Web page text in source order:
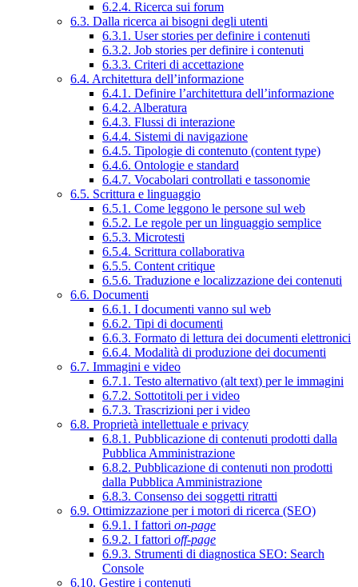
6.2.4. Ricerca sui forum
6.3. Dalla ricerca ai bisogni degli utenti
6.3.1. User stories per definire i contenuti
6.3.2. Job stories per definire i contenuti
6.3.3. Criteri di accettazione
6.4. Architettura dell’informazione
6.4.1. Definire l’architettura dell’informazione
6.4.2. Alberatura
6.4.3. Flussi di interazione
6.4.4. Sistemi di navigazione
6.4.5. Tipologie di contenuto (content type)
6.4.6. Ontologie e standard
6.4.7. Vocabolari controllati e tassonomie
6.5. Scrittura e linguaggio
6.5.1. Come leggono le persone sul web
6.5.2. Le regole per un linguaggio semplice
6.5.3. Microtesti
6.5.4. Scrittura collaborativa
6.5.5. Content critique
6.5.6. Traduzione e localizzazione dei contenuti
6.6. Documenti
6.6.1. I documenti vanno sul web
6.6.2. Tipi di documenti
6.6.3. Formato di lettura dei documenti elettronici
6.6.4. Modalità di produzione dei documenti
6.7. Immagini e video
6.7.1. Testo alternativo (alt text) per le immagini
6.7.2. Sottotitoli per i video
6.7.3. Trascrizioni per i video
6.8. Proprietà intellettuale e privacy
6.8.1. Pubblicazione di contenuti prodotti dalla
Pubblica Amministrazione
6.8.2. Pubblicazione di contenuti non prodotti
dalla Pubblica Amministrazione
6.8.3. Consenso dei soggetti ritratti
6.9. Ottimizzazione per i motori di ricerca (SEO)
6.9.1. I fattori on-page
6.9.2. I fattori off-page
6.9.3. Strumenti di diagnostica SEO: Search
Console
6.10. Gestire i contenuti